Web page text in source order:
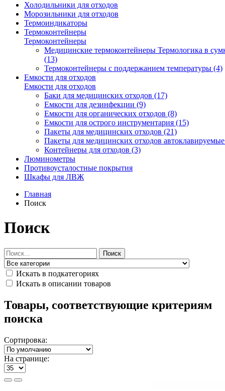
Холодильники для отходов
Морозильники для отходов
Термоиндикаторы
Термоконтейнеры
Термоконтейнеры
Медицинские термоконтейнеры Термологика в
(13)
Термоконтейнеры с поддержанием температуры (4)
Емкости для отходов
Емкости для отходов
Баки для медицинских отходов (17)
Емкости для дезинфекции (9)
Емкости для органических отходов (8)
Емкости для острого инструментария (15)
Пакеты для медицинских отходов (21)
Пакеты для медицинских отходов
Контейнеры для отходов (3)
Люминометры
Противоусталостные покрытия
Шкафы для ЛВЖ
Главная
Поиск
Поиск
Поиск
Искать в подкатегориях
Искать в описании товаров
Товары, соответствующие критериям
поиска
Сортировка:
На странице: